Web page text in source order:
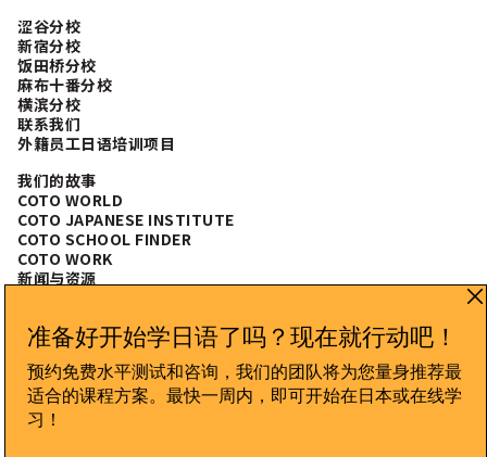
涩谷分校
新宿分校
饭田桥分校
麻布十番分校
横滨分校
联系我们
外籍员工日语培训项目
我们的故事
COTO WORLD
COTO JAPANESE INSTITUTE
COTO SCHOOL FINDER
COTO WORK
新闻与资源
CONNECT WITH US